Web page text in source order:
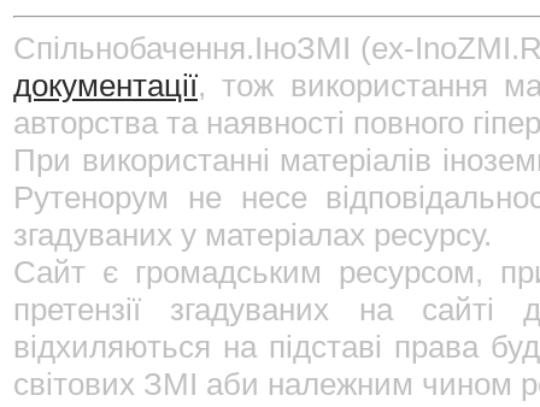
Спільнобачення.ІноЗМІ (ex-
документації, тож використання
авторства та наявності повного
При використанні матеріалів
Рутенорум не несе
згадуваних у матеріалах ресурсу.
Сайт є громадським ресурсом,
претензії згадуваних на сайті
відхиляються на підставі права
світових ЗМІ аби належним чином